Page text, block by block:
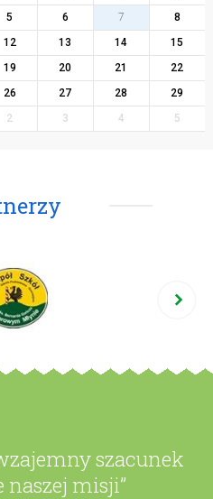
5 6 7
8
12 13 14
15
19 20 21
22
26 27 28
29
2 3 4 5
szacunek
naszej misji”